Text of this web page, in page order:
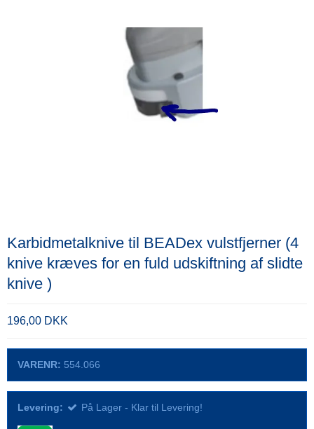
Karbidmetalknive til BEADex vulstfjerner (4
knive kræves for en fuld udskiftning af slidte
knive )
196,00 DKK
VARENR: 554.066
Levering: På Lager - Klar til Levering!